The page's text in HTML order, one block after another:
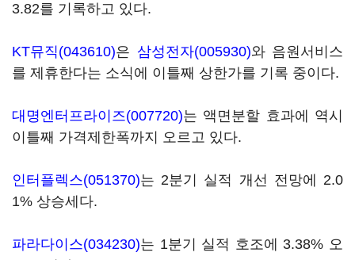
3.82를 기록하고 있다.
KT뮤직(043610)은 삼성전자(005930)와 음원서비스
를 제휴한다는 소식에 이틀째 상한가를 기록 중이다.
대명엔터프라이즈(007720)는 액면분할 효과에 역시
이틀째 가격제한폭까지 오르고 있다.
인터플렉스(051370)는 2분기 실적 개선 전망에 2.0
1% 상승세다.
파라다이스(034230)는 1분기 실적 호조에 3.38% 오